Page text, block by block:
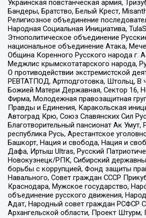
Украинская повстанческая армия,
Бандеры, Братство, Белый Крест,
Религиозное объединение
Народная Социальная Инициатива,
Этнополитическое объединение
национальное объединение Атака,
Община Коренного Русского народа г.
Меджлис крымскотатарского народа,
О противодействии экстремистской
РЕВТАТПОД, Артподготовка, Штольц, В
Божией Матери Державная, Сектор 16,
Фирма, Молодежная правозащитная
Правды и Единения, Каракольская
Автоград Крю, Союз Славянских Сил
Благотворительный пансионат Ак Умут,
республика Русь, Арестантское
Башкорт, Нация и свобода, Нация и
Дафа, Иртыш Ultras, Русский
Новокузнецк/РПК, Сибирский
борьбы с коррупцией, Фонд защиты
Навального, Совет граждан СССР
Краснодара, Мужское государство,
объединение русского движения,
Адат, Народный совет граждан РСФСР
Архангельской области, Проект